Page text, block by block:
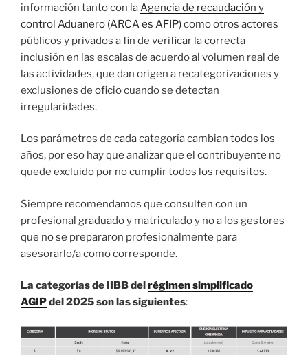
información tanto con laAgencia de recaudación y
control Aduanero (ARCA es AFIP)como otros actores
públicos y privados a fin de verificar la correcta
inclusión en las escalas de acuerdo al volumen real de
las actividades, que dan origen a recategorizaciones y
exclusiones de oficio cuando se detectan
irregularidades.
Los parámetros de cada categoría cambian todos los
años, por eso hay que analizar que el contribuyente no
quede excluido por no cumplir todos los requisitos.
Siempre recomendamos que consulten con un
profesional graduado y matriculado y no a los gestores
que no se prepararon profesionalmente para
asesorarlo/a como corresponde.
La categorías de IIBB del régimen simplificado
AGIPdel 2025 son las siguientes: